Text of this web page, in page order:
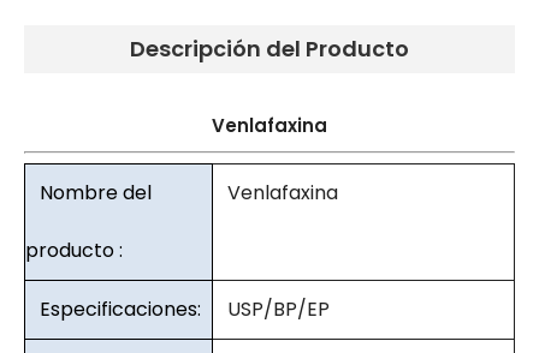
Descripción del Producto
Venlafaxina
Nombre del
producto :
Venlafaxina
Especificaciones: USP/BP/EP